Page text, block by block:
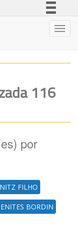
Canais
116
por
FILHO
BORDIN